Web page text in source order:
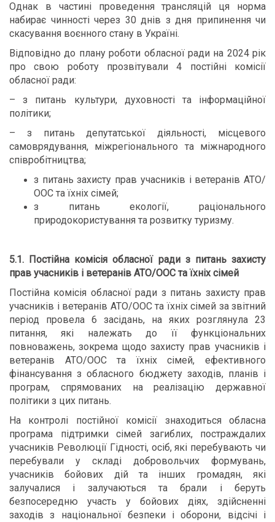
Однак в частині проведення трансляцій ця норма
набирає чинності через 30 днів з дня припинення чи
скасування воєнного стану в Україні.
Відповідно до плану роботи обласної ради на 2024 рік
про свою роботу прозвітували 4 постійні комісії
обласної ради:
– з питань культури, духовності та інформаційної
політики;
– з питань депутатської діяльності, місцевого
самоврядування, міжрегіонального та міжнародного
співробітництва;
з питань захисту прав учасників і ветеранів АТО/
ООС та їхніх сімей;
з питань екології, раціонального
природокористування та розвитку туризму.
5.1. Постійна комісія обласної ради з питань захисту
прав учасників і ветеранів АТО/ООС та їхніх сімей
Постійна комісія обласної ради з питань захисту прав
учасників і ветеранів АТО/ООС та їхніх сімей за звітний
період провела 6 засідань, на яких розглянула 23
питання, які належать до її функціональних
повноважень, зокрема щодо захисту прав учасників і
ветеранів АТО/ООС та їхніх сімей, ефективного
фінансування з обласного бюджету заходів, планів і
програм, спрямованих на реалізацію державної
політики з цих питань.
На контролі постійної комісії знаходиться обласна
програма підтримки сімей загиблих, постраждалих
учасників Революції Гідності, осіб, які перебувають чи
перебували у складі добровольчих формувань,
учасників бойових дій та інших громадян, які
залучалися і залучаються та брали і беруть
безпосередню участь у бойових діях, здійсненні
заходів з національної безпеки і оборони, відсічі і